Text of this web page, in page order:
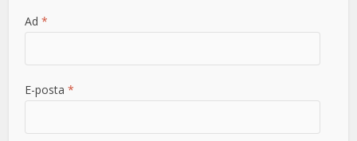
Ad*
E-posta*